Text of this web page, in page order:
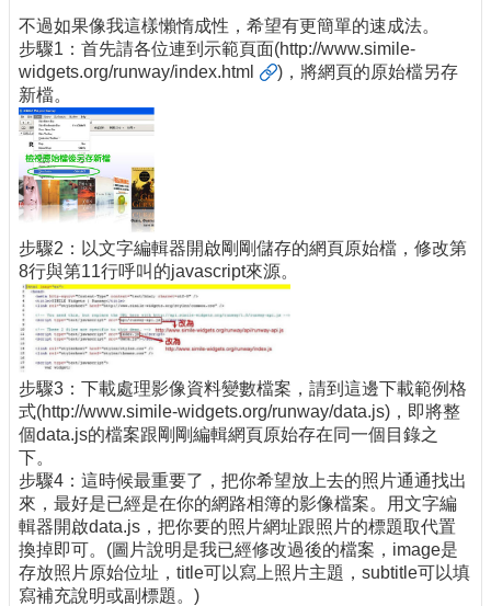
論
壇
產
業
專
欄
不過如果像我這樣懶惰成性，希望有更簡單的速成法。
步驟1：首先請各位連到示範頁面(http://www.simile-
widgets.org/runway/index.html
)，將網頁的原始檔另存
新檔。
步驟2：以文字編輯器開啟剛剛儲存的網頁原始檔，修改第
8行與第11行呼叫的javascript來源。
步驟3：下載處理影像資料變數檔案，請到這邊下載範例格
式(http://www.simile-widgets.org/runway/data.js)，即將整
個data.js的檔案跟剛剛編輯網頁原始存在同一個目錄之
下。
步驟4：這時候最重要了，把你希望放上去的照片通通找出
來，最好是已經是在你的網路相簿的影像檔案。用文字編
輯器開啟data.js，把你要的照片網址跟照片的標題取代置
換掉即可。(圖片說明是我已經修改過後的檔案，image是
存放照片原始位址，title可以寫上照片主題，subtitle可以填
寫補充說明或副標題。)